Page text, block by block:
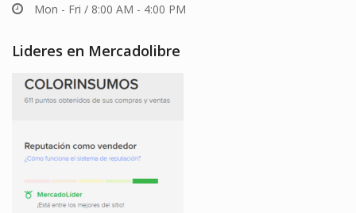
Mon - Fri / 8:00 AM - 4:00 PM
Lideres en Mercadolibre